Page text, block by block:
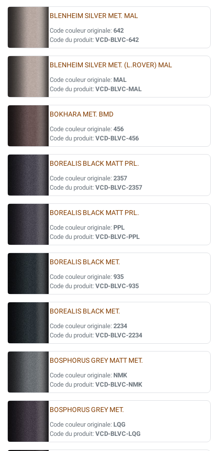
BLENHEIM SILVER MET. MAL
Code couleur originale: 642
Code du produit: VCD-BLVC-642
BLENHEIM SILVER MET. (L.ROVER) MAL
Code couleur originale: MAL
Code du produit: VCD-BLVC-MAL
BOKHARA MET. BMD
Code couleur originale: 456
Code du produit: VCD-BLVC-456
BOREALIS BLACK MATT PRL.
Code couleur originale: 2357
Code du produit: VCD-BLVC-2357
BOREALIS BLACK MATT PRL.
Code couleur originale: PPL
Code du produit: VCD-BLVC-PPL
BOREALIS BLACK MET.
Code couleur originale: 935
Code du produit: VCD-BLVC-935
BOREALIS BLACK MET.
Code couleur originale: 2234
Code du produit: VCD-BLVC-2234
BOSPHORUS GREY MATT MET.
Code couleur originale: NMK
Code du produit: VCD-BLVC-NMK
BOSPHORUS GREY MET.
Code couleur originale: LQG
Code du produit: VCD-BLVC-LQG